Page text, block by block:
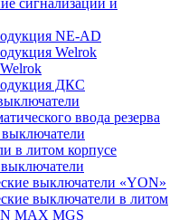
NE-AD
Welrok
ДКС
ввода резерва
в литом корпусе
выключатели «YON»
выключатели в литом
MAX MGS